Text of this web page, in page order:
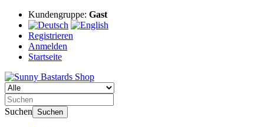
Kundengruppe: Gast
Registrieren
Anmelden
Startseite
Suchen Suchen